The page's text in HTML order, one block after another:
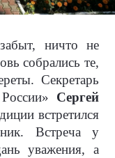
ничто не
собрались те,
Секретарь
Сергей
встретился
Встреча у
уважения, а